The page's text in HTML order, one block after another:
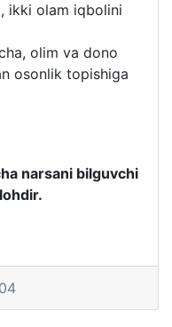
ikki olam iqbolini
olim va dono
osonlik topishiga
narsani bilguvchi